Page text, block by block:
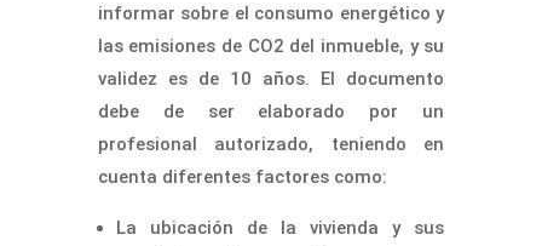
informar sobre el consumo energético y
las emisiones de CO2 del inmueble, y su
validez es de 10 años. El documento
debe de ser elaborado por un
profesional autorizado, teniendo en
cuenta diferentes factores como:
La ubicación de la vivienda y sus